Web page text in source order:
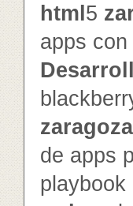
html 5
apps
zaragoza
de apps
playbook